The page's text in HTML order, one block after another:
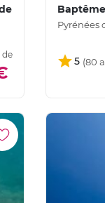
de
Pyrénées
5